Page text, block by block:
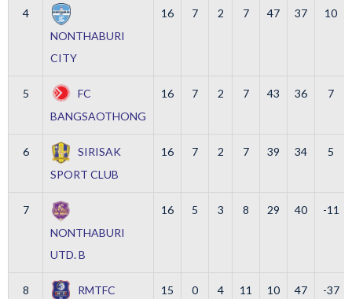
4
NONTHABURI
CITY
16 7 2 7 47 37 10
5
FC
BANGSAOTHONG
16 7 2 7 43 36 7
6
SIRISAK
SPORT CLUB
16 7 2 7 39 34 5
7
NONTHABURI
UTD. B
16 5 3 8 29 40 -11
8 RMTFC 15 0 4 11 10 47 -37